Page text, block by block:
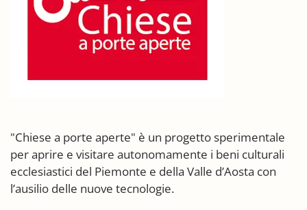
"Chiese a porte aperte" è un progetto sperimentale
per aprire e visitare autonomamente i beni culturali
ecclesiastici del Piemonte e della Valle d’Aosta con
l’ausilio delle nuove tecnologie.